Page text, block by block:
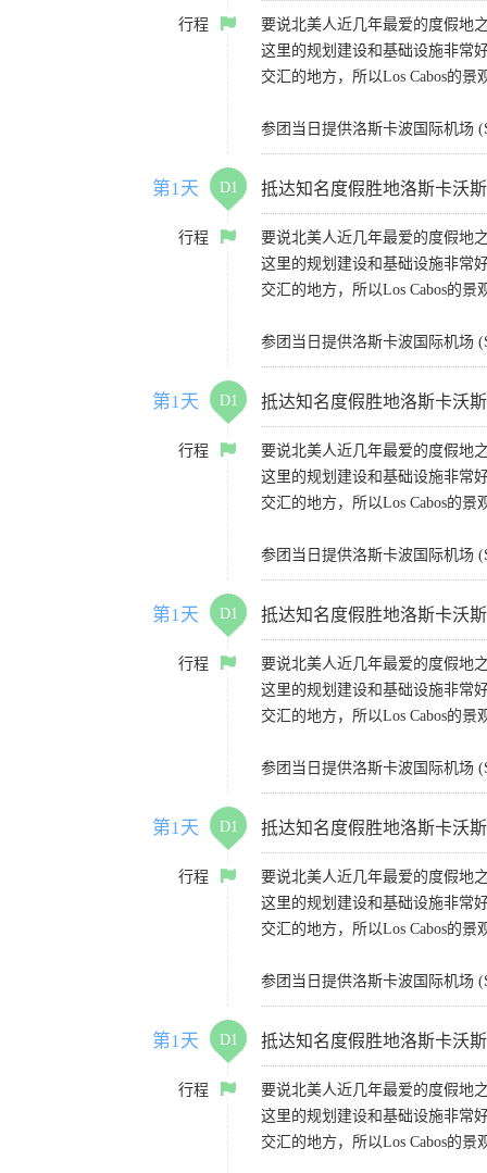
行程
要说北美人近几年最爱的度假地
这里的规划建设和基础设施非常
交汇的地方，所以Los Cabos的景
参团当日提供洛斯卡波国际机场
第1天 D1 抵达知名度假胜地洛斯卡沃斯
行程
要说北美人近几年最爱的度假地
这里的规划建设和基础设施非常
交汇的地方，所以Los Cabos的景
参团当日提供洛斯卡波国际机场
第1天 D1 抵达知名度假胜地洛斯卡沃斯
行程
要说北美人近几年最爱的度假地
这里的规划建设和基础设施非常
交汇的地方，所以Los Cabos的景
参团当日提供洛斯卡波国际机场
第1天 D1 抵达知名度假胜地洛斯卡沃斯
行程
要说北美人近几年最爱的度假地
这里的规划建设和基础设施非常
交汇的地方，所以Los Cabos的景
参团当日提供洛斯卡波国际机场
第1天 D1 抵达知名度假胜地洛斯卡沃斯
行程
要说北美人近几年最爱的度假地
这里的规划建设和基础设施非常
交汇的地方，所以Los Cabos的景
参团当日提供洛斯卡波国际机场
第1天 D1 抵达知名度假胜地洛斯卡沃斯
行程
要说北美人近几年最爱的度假地
这里的规划建设和基础设施非常
交汇的地方，所以Los Cabos的景